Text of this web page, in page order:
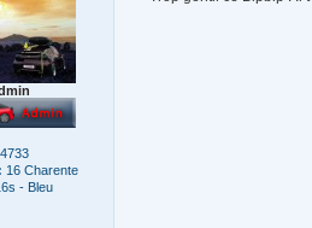
4733
16 Charente
- Bleu